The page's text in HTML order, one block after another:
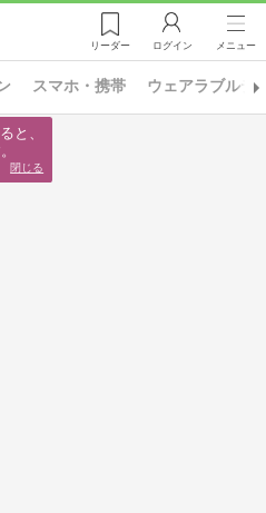
リーダー ログイン メニュー
スマホ・携帯 ウェアラブルデ
と、
閉じる